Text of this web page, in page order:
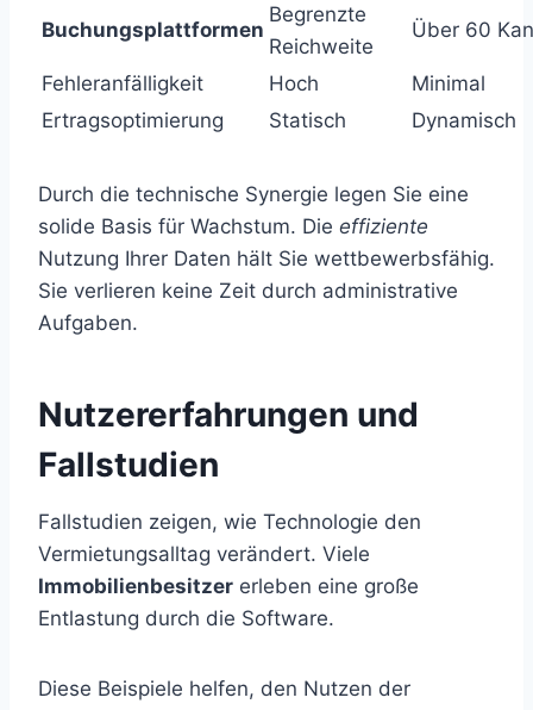
Buchungsplattformen
Begrenzte
Reichweite
Über 60
Fehleranfälligkeit Hoch
Minimal
Ertragsoptimierung
Statisch Dynamisch
Durch die technische Synergie legen Sie eine
solide Basis für Wachstum. Die effiziente
Nutzung Ihrer Daten hält Sie wettbewerbsfähig.
Sie verlieren keine Zeit durch administrative
Aufgaben.
Nutzererfahrungen und
Fallstudien
Fallstudien zeigen, wie Technologie den
Vermietungsalltag verändert. Viele
Immobilienbesitzer erleben eine große
Entlastung durch die Software.
Diese Beispiele helfen, den Nutzen der